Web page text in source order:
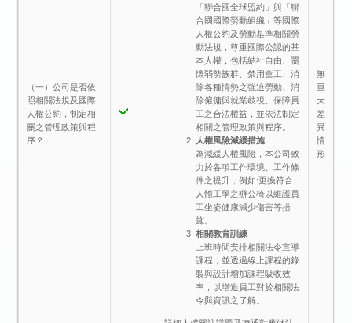
（一）公司是否依
照相關法規及國際
人權公約，制定相
關之管理政策與程
序？
「聯合國全球盟約」與「聯
合國國際勞動組織」等國際
人權公約及勞動基準相關勞
動法規，尊重國際公認的基
本人權，包括結社自由、關
懷弱勢族群、禁用童工、消
除各種情勢之強迫勞動、消
除僱傭與就業歧視、保障員
工之合法權益，並依法制定
相關之管理政策與程序。
人權風險減緩措施
為減緩人權風險，本公司致
力於各項工作環境、工作條
件之提升，例如:更換符合
人體工學之辦公椅以維護員
工坐姿健康減少傷害等措
施。
相關教育訓練
上班時間安排相關法令宣導
課程，並透過線上課程的錄
製與設計增加課程吸收效
率，以增進員工對於相關法
令與資訊之了解。
無
重
大
差
異
情
形